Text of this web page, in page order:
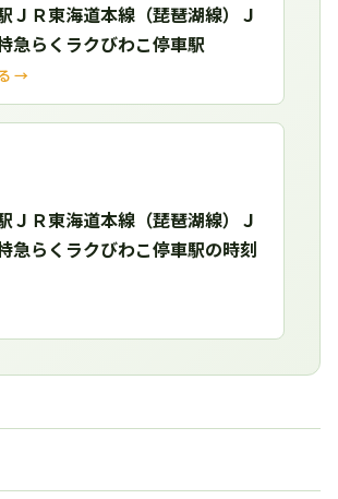
ＪＲ東海道本線（琵琶湖線）Ｊ
急らくラクびわこ停車駅
→
ＪＲ東海道本線（琵琶湖線）Ｊ
急らくラクびわこ停車駅の時刻